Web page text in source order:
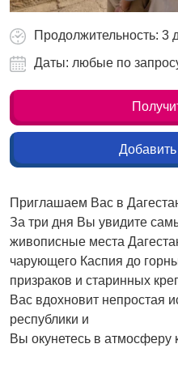
Продолжительность: 3
Даты: любые по
Добавить
Приглашаем Вас в
За три дня Вы увидите
живописные места
чарующего Каспия до
призраков и старинных
Вас вдохновит непростая
республики и
Вы окунетесь в атмосферу